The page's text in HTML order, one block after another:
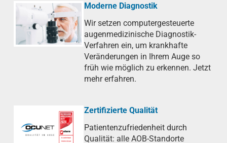
Moderne Diagnostik
Wir setzen computergesteuerte
augenmedizinische Diagnostik-
Verfahren ein, um krankhafte
Veränderungen in Ihrem Auge so
früh wie möglich zu erkennen. Jetzt
mehr erfahren.
Zertifizierte Qualität
Patientenzufriedenheit durch
Qualität: alle AOB-Standorte